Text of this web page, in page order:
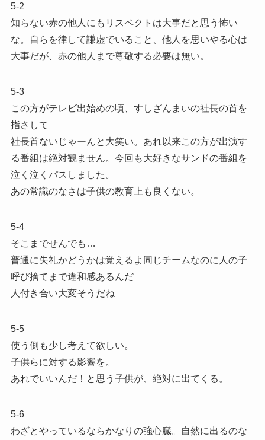
5-2
知らない赤の他人にもリスペクトは大事だと思う怖い
な。自らを律して謙虚でいること、他人を思いやる心は
大事だが、赤の他人まで尊敬する必要は無い。
5-3
この方がテレビ出始めの頃、すしざんまいの社長の首を
指さして
社長首ないじゃーんと大笑い。あれ以来この方が出演す
る番組は絶対観ません。今回も大好きなサンドの番組を
泣く泣くパスしました。
あの常識のなさは子供の教育上も良くない。
5-4
そこまでせんでも…
普通に失礼かどうかは覚えるよ同じチームなのに人の子
呼び捨てまで違和感あるんだ
人付き合い大変そうだね
5-5
使う側も少し考えて欲しい。
子供らに対する影響を。
あれでいいんだ！と思う子供が、絶対に出てくる。
5-6
わざとやっているならかなりの強心臓。自然に出るのな